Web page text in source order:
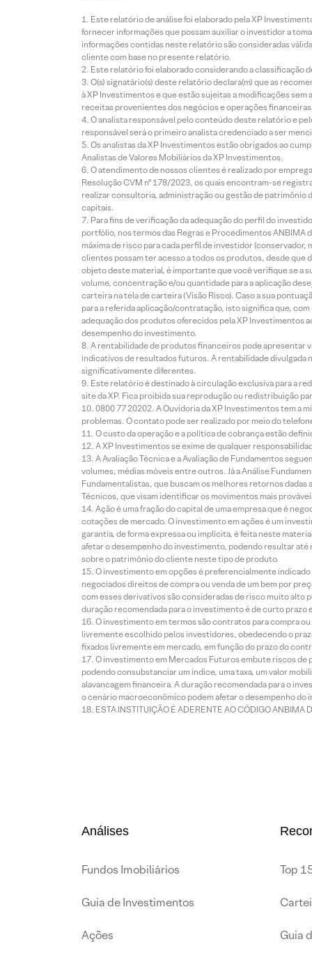
Este relatório de análise foi elaborado pela XP
fornecer informações que possam auxiliar o investidor a
informações contidas neste relatório são consideradas
cliente com base no presente relatório.
Este relatório foi elaborado considerando a classificação
O(s) signatário(s) deste relatório declara(m) que as
à XP Investimentos e que estão sujeitas a modificações
receitas provenientes dos negócios e operações
O analista responsável pelo conteúdo deste relatório e
responsável será o primeiro analista credenciado a ser
Os analistas da XP Investimentos estão obrigados ao
Analistas de Valores Mobiliários da XP Investimentos.
O atendimento de nossos clientes é realizado por
Resolução CVM nº 178/2023, os quais encontram-se
realizar consultoria, administração ou gestão de patrimônio
capitais.
Para fins de verificação da adequação do perfil do
portfólio, nos termos das Regras e Procedimentos
máxima de risco para cada perfil de investidor
clientes possam ter acesso a todos os produtos, desde que
objeto deste material, é importante que você verifique se a
volume, concentração e/ou quantidade para a aplicação
carteira na tela de carteira (Visão Risco). Caso a sua
para a referida aplicação/contratação, isto significa que,
adequação dos produtos oferecidos pela XP Investimentos
desempenho do investimento.
A rentabilidade de produtos financeiros pode apresentar
indicativos de resultados futuros. A rentabilidade divulgada
significativamente diferentes.
Este relatório é destinado à circulação exclusiva para a
site da XP. Fica proibida sua reprodução ou redistribuição
0800 77 20202. A Ouvidoria da XP Investimentos tem a
problemas. O contato pode ser realizado por meio do
O custo da operação e a política de cobrança estão
A XP Investimentos se exime de qualquer
A Avaliação Técnica e a Avaliação de Fundamentos
volumes, médias móveis entre outros. Já a Análise
Fundamentalistas, que buscam os melhores retornos
Técnicos, que visam identificar os movimentos mais
Ação é uma fração do capital de uma empresa que é
cotações de mercado. O investimento em ações é um
garantia, de forma expressa ou implícita, é feita neste
afetar o desempenho do investimento, podendo resultar
sobre o patrimônio do cliente neste tipo de produto.
O investimento em opções é preferencialmente
negociados direitos de compra ou venda de um bem por
com esses derivativos são consideradas de risco muito alto
duração recomendada para o investimento é de curto
O investimento em termos são contratos para compra
livremente escolhido pelos investidores, obedecendo o
fixados livremente em mercado, em função do prazo do
O investimento em Mercados Futuros embute riscos
podendo consubstanciar um índice, uma taxa, um valor
alavancagem financeira. A duração recomendada para o
o cenário macroeconômico podem afetar o desempenho do
ESTA INSTITUIÇÃO É ADERENTE AO CÓDIGO ANBIMA
Análises
Fundos Imobiliários
Guia de Investimentos
Ações
Top
Guia